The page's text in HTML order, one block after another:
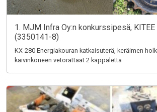
1. MJM Infra Oy:n konkurssipesä,
(3350141-8)
KX-280 Energiakouran katkaisuterä, keräimen
kaivinkoneen vetorattaat 2 kappaletta